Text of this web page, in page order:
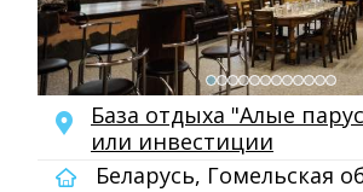
База отдыха "Алые
или инвестиции
Беларусь, Гомельская